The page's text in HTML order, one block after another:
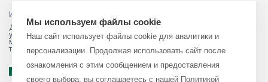
Информация на сайте не является публичной офертой.
Для получения подробной информации о наличии и стоимости
указанных товаров и (или) услуг, пожалуйста, обращайтесь к
менеджеру сайта с помощью специальной формы связи или по
телефону 8 (423) 201-25-05
Мы используем файлы cookie
Наш сайт использует файлы cookie для аналитики и
персонализации. Продолжая использовать сайт после
ознакомления с этим сообщением и предоставления
своего выбора, вы соглашаетесь с нашей Политикой